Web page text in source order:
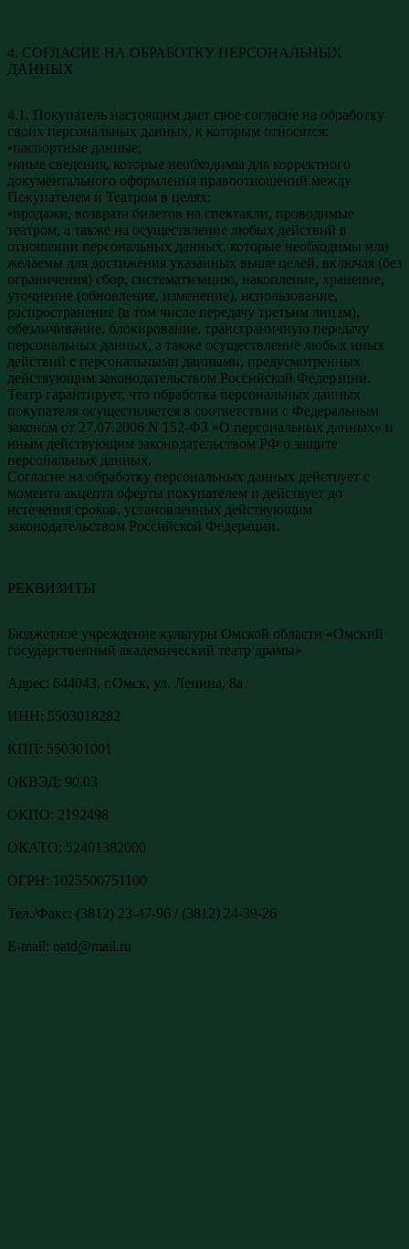
4. СОГЛАСИЕ НА ОБРАБОТКУ ПЕРСОНАЛЬНЫХ
ДАННЫХ
4.1. Покупатель настоящим дает свое согласие на обработку
своих персональных данных, к которым относятся:
•паспортные данные;
•иные сведения, которые необходимы для корректного
документального оформления правоотношений между
Покупателем и Театром в целях:
•продажи, возврата билетов на спектакли, проводимые
театром, а также на осуществление любых действий в
отношении персональных данных, которые необходимы или
желаемы для достижения указанных выше целей, включая (без
ограничения) сбор, систематизацию, накопление, хранение,
уточнение (обновление, изменение), использование,
распространение (в том числе передачу третьим лицам),
обезличивание, блокирование, трансграничную передачу
персональных данных, а также осуществление любых иных
действий с персональными данными, предусмотренных
действующим законодательством Российской Федерации.
Театр гарантирует, что обработка персональных данных
покупателя осуществляется в соответствии с Федеральным
законом от 27.07.2006 N 152-ФЗ «О персональных данных» и
иным действующим законодательством РФ о защите
персональных данных.
Согласие на обработку персональных данных действует с
момента акцепта оферты покупателем и действует до
истечения сроков, установленных действующим
законодательством Российской Федерации.
РЕКВИЗИТЫ
Бюджетное учреждение культуры Омской области «Омский
государственный академический театр драмы»
Адреc: 644043, г.Омск, ул. Ленина, 8а
ИНН: 5503018282
КПП: 550301001
ОКВЭД: 90.03
ОКПО: 2192498
ОКАТО: 52401382000
ОГРН: 1025500751100
Тел./Факс: (3812) 23-47-96 / (3812) 24-39-26
E-mail: oatd@mail.ru